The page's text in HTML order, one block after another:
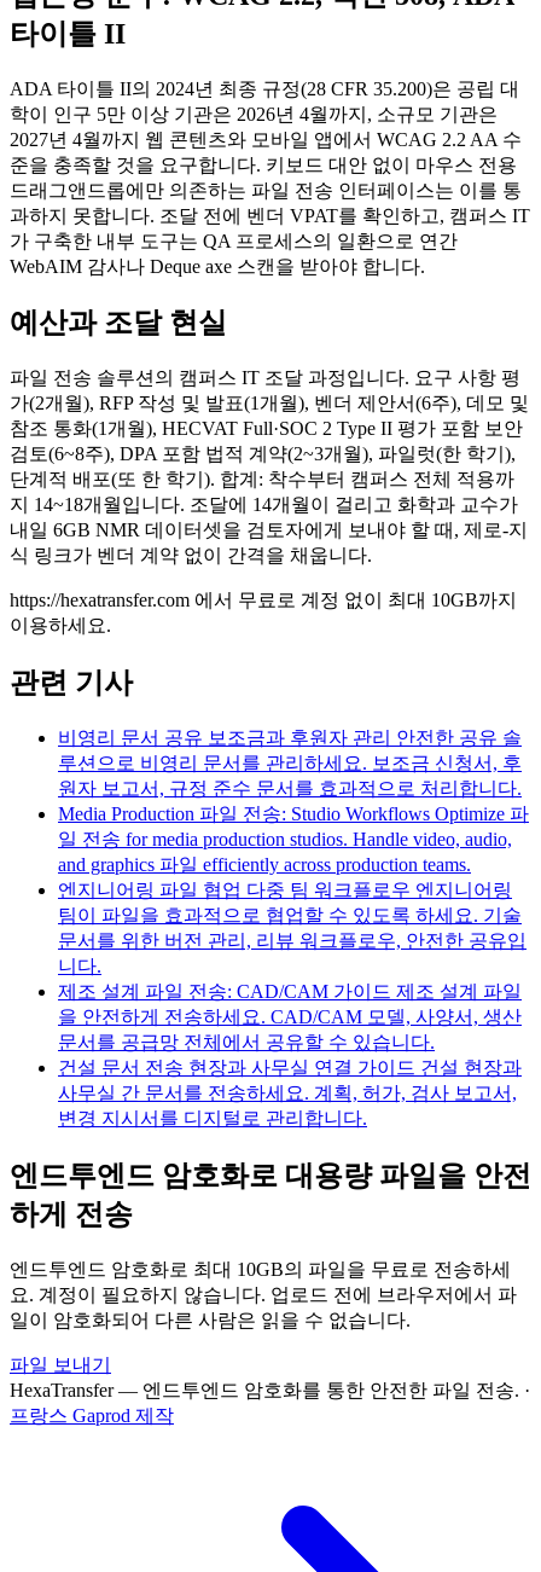
타이틀 II
ADA 타이틀 II의 2024년 최종 규정(28 CFR 35.200)은 공립 대
학이 인구 5만 이상 기관은 2026년 4월까지, 소규모 기관은
2027년 4월까지 웹 콘텐츠와 모바일 앱에서 WCAG 2.2 AA 수
준을 충족할 것을 요구합니다. 키보드 대안 없이 마우스 전용
드래그앤드롭에만 의존하는 파일 전송 인터페이스는 이를 통
과하지 못합니다. 조달 전에 벤더 VPAT를 확인하고, 캠퍼스 IT
가 구축한 내부 도구는 QA 프로세스의 일환으로 연간
WebAIM 감사나 Deque axe 스캔을 받아야 합니다.
예산과 조달 현실
파일 전송 솔루션의 캠퍼스 IT 조달 과정입니다. 요구 사항 평
가(2개월), RFP 작성 및 발표(1개월), 벤더 제안서(6주), 데모 및
참조 통화(1개월), HECVAT Full·SOC 2 Type II 평가 포함 보안
검토(6~8주), DPA 포함 법적 계약(2~3개월), 파일럿(한 학기),
단계적 배포(또 한 학기). 합계: 착수부터 캠퍼스 전체 적용까
지 14~18개월입니다. 조달에 14개월이 걸리고 화학과 교수가
내일 6GB NMR 데이터셋을 검토자에게 보내야 할 때, 제로-지
식 링크가 벤더 계약 없이 간격을 채웁니다.
https://hexatransfer.com 에서 무료로 계정 없이 최대 10GB까지
이용하세요.
관련 기사
비영리 문서 공유 보조금과 후원자 관리 안전한 공유 솔
루션으로 비영리 문서를 관리하세요. 보조금 신청서, 후
원자 보고서, 규정 준수 문서를 효과적으로 처리합니다.
Media Production 파일 전송: Studio Workflows Optimize 파
일 전송 for media production studios. Handle video, audio,
and graphics 파일 efficiently across production teams.
엔지니어링 파일 협업 다중 팀 워크플로우 엔지니어링
팀이 파일을 효과적으로 협업할 수 있도록 하세요. 기술
문서를 위한 버전 관리, 리뷰 워크플로우, 안전한 공유입
니다.
제조 설계 파일 전송: CAD/CAM 가이드 제조 설계 파일
을 안전하게 전송하세요. CAD/CAM 모델, 사양서, 생산
문서를 공급망 전체에서 공유할 수 있습니다.
건설 문서 전송 현장과 사무실 연결 가이드 건설 현장과
사무실 간 문서를 전송하세요. 계획, 허가, 검사 보고서,
변경 지시서를 디지털로 관리합니다.
엔드투엔드 암호화로 대용량 파일을 안전
하게 전송
엔드투엔드 암호화로 최대 10GB의 파일을 무료로 전송하세
요. 계정이 필요하지 않습니다. 업로드 전에 브라우저에서 파
일이 암호화되어 다른 사람은 읽을 수 없습니다.
파일 보내기
HexaTransfer — 엔드투엔드 암호화를 통한 안전한 파일 전송. ·
프랑스 Gaprod 제작